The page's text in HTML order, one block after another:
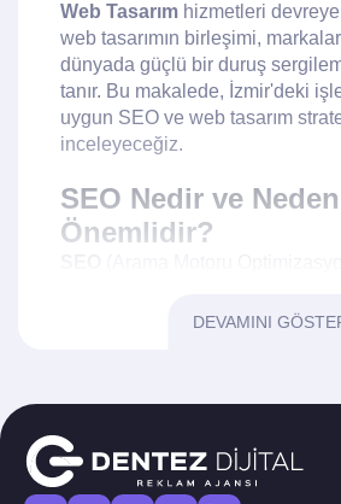
Web Tasarım hizmetleri
web tasarımın birleşimi,
dünyada güçlü bir duruş
tanır. Bu makalede, İzmir'deki
uygun SEO ve web tasarım
inceleyeceğiz.
SEO Nedir ve Neden
Önemlidir?
yer almasını sağlayan bir dizi
avantajı sağlar. SEO'nun önemi,
kelimelerle hedef kitlenize
DEVAMINI